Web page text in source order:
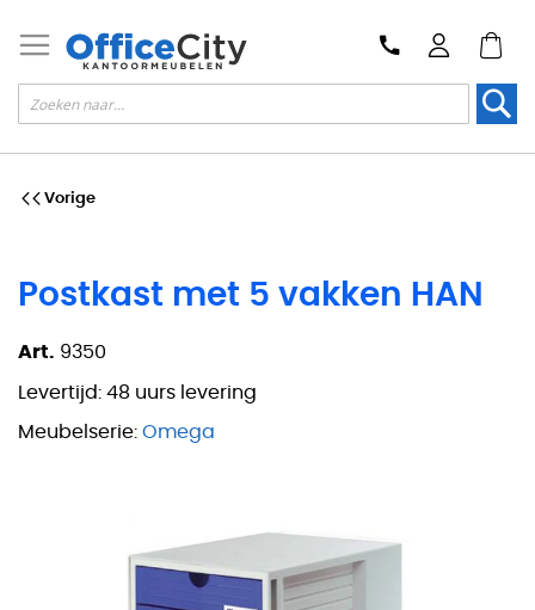
Postkast met 5 vakken HAN
Art. 9350
Levertijd: 48 uurs levering
Meubelserie: Omega
Vorige